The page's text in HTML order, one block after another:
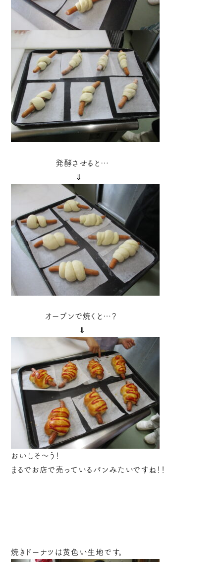
発酵させると…
⇓
オーブンで焼くと…？
⇓
おいしそ～う！
まるでお店で売っているパンみたいですね！！
焼きドーナツは黄色い生地です。